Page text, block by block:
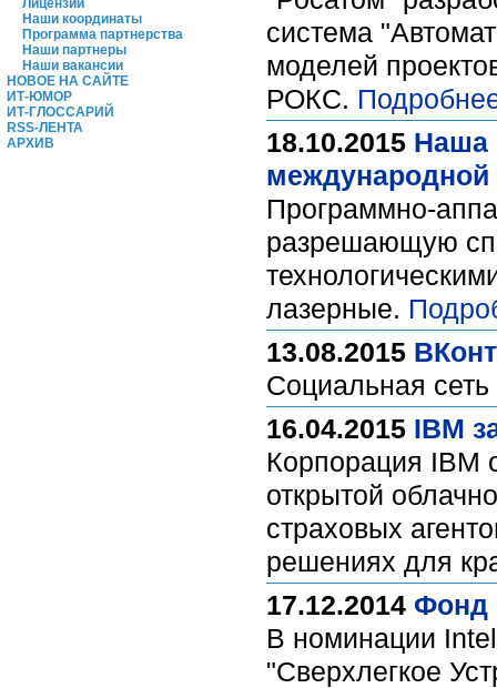
Лицензии
Наши координаты
Программа партнерства
Наши партнеры
Наши вакансии
НОВОЕ НА САЙТЕ
ИТ-ЮМОР
ИТ-ГЛОССАРИЙ
RSS-ЛЕНТА
АРХИВ
система
моделей
РОКС.
18.10.2015 Наша
международной
Программно-
разрешающую
лазерные.
13.08.2015
Социальная
16.04.2015 IBM
Корпорация IBM
открытой
страховых
решениях для
17.12.2014 Фонд
В номинации
"Сверхлегкое